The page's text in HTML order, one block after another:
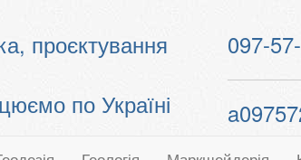
проєктування
по Україні
097-